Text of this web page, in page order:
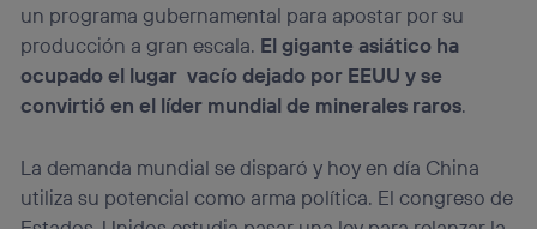
un programa gubernamental para apostar por su
producción a gran escala. El gigante asiático ha
ocupadoel lugar vacío dejado por EEUU y se
convirtió en el líder mundial de minerales raros.
La demanda mundial se disparó y hoy en día China
utiliza su potencial como arma política. El congreso de